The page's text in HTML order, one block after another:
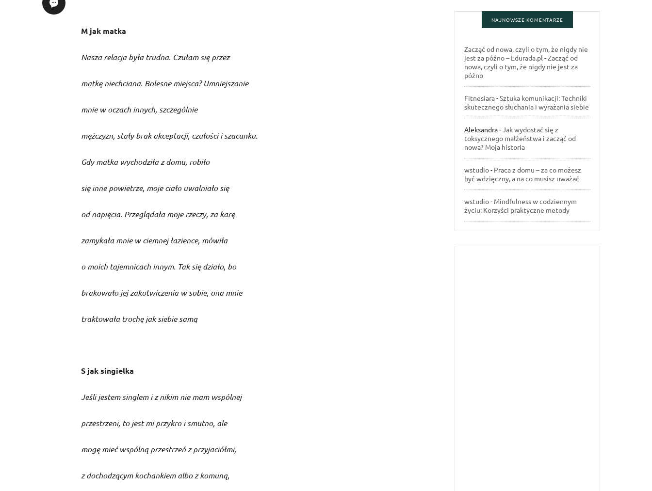
M jak matka
Nasza relacja była trudna. Czułam się przez
matkę niechciana. Bolesne miejsca? Umniejszanie
mnie w oczach innych, szczególnie
mężczyzn, stały brak akceptacji, czułości i szacunku.
Gdy matka wychodziła z domu, robiło
się inne powietrze, moje ciało uwalniało się
od napięcia. Przeglądała moje rzeczy, za karę
zamykała mnie w ciemnej łazience, mówiła
o moich tajemnicach innym. Tak się działo, bo
brakowało jej zakotwiczenia w sobie, ona mnie
traktowała trochę jak siebie samą
S jak singielka
Jeśli jestem singlem i z nikim nie mam wspólnej
przestrzeni, to jest mi przykro i smutno, ale
mogę mieć wspólną przestrzeń z przyjaciółmi,
z dochodzącym kochankiem albo z komuną,
NAJNOWSZE KOMENTARZE
Zacząć od nowa, czyli o tym, że nigdy nie
jest za późno – Edurada.pl -Zacząć od
nowa, czyli o tym, że nigdy nie jest za
późno
Fitnesiara-Sztuka komunikacji: Techniki
skutecznego słuchania i wyrażania siebie
Aleksandra-Jak wydostać się z
toksycznego małżeństwa i zacząć od
nowa? Moja historia
wstudio- Praca z domu – za co możesz
być wdzięczny, a na co musisz uważać
wstudio- Mindfulness w codziennym
życiu: Korzyści praktyczne metody